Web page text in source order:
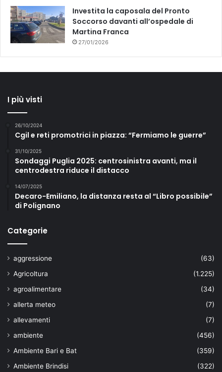
Investita la caposala del Pronto
Soccorso davanti all’ospedale di
Martina Franca
27/01/2026
I più visti
26/10/2024
Cgil e reti promotrici in piazza: “Fermiamo le guerre”
31/10/2025
Sondaggi Puglia 2025: centrosinistra avanti, ma il
centrodestra riduce il distacco
14/07/2025
Decaro-Emiliano, la distanza resta al “Libro possibile”
di Polignano
Categorie
aggressione
(63)
Agricoltura
(1.225)
agroalimentare
(34)
allerta meteo
(7)
allevamenti
(7)
ambiente
(456)
Ambiente Bari e Bat
(359)
Ambiente Brindisi
(322)